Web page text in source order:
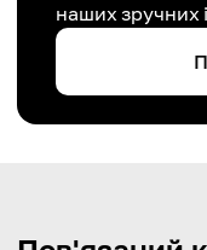
наших зручних